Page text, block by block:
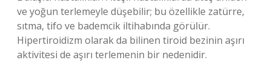
ve yoğun terlemeyle düşebilir; bu özellikle zatürre,
sıtma, tifo ve bademcik iltihabında görülür.
Hipertiroidizm olarak da bilinen tiroid bezinin aşırı
aktivitesi de aşırı terlemenin bir nedenidir.